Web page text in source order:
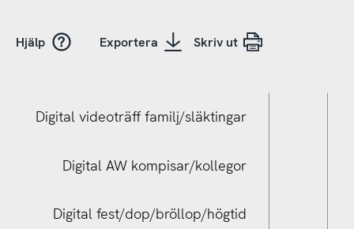
Hjälp Exportera Skriv ut
Digital fest/dop/bröllop/högtid
Digital AW kompisar/kollegor
Digital videoträff familj/släktingar